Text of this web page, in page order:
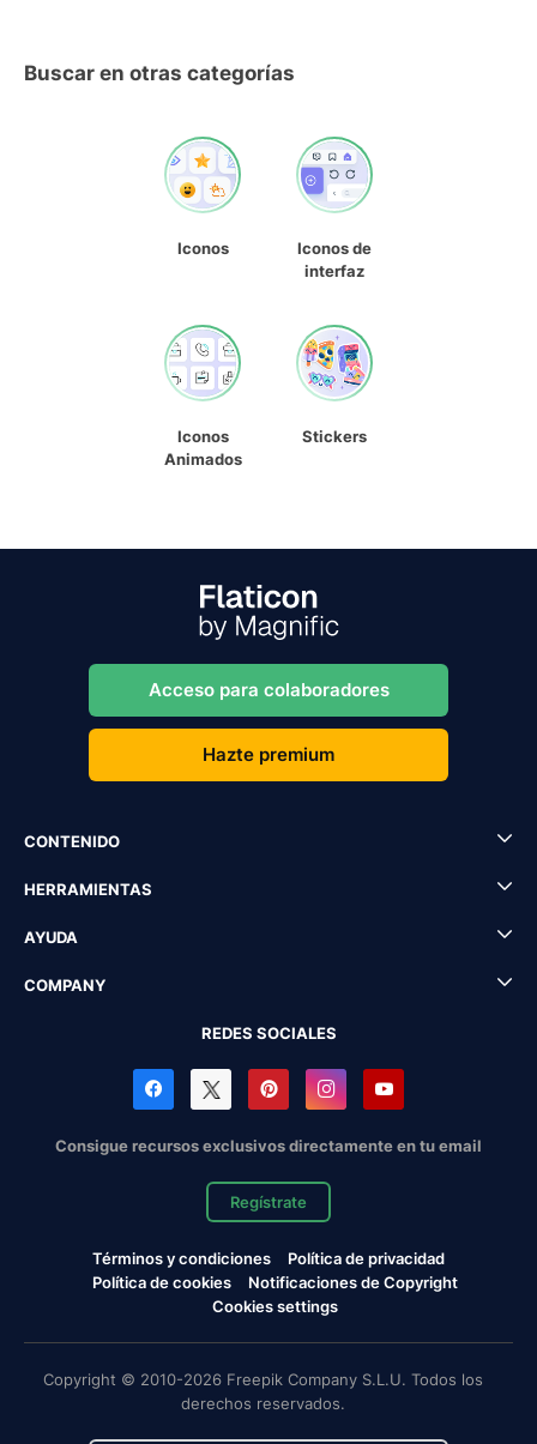
Buscar en otras categorías
Iconos
Iconos de
interfaz
Iconos
Animados
Stickers
Acceso para colaboradores
Hazte premium
CONTENIDO
HERRAMIENTAS
AYUDA
COMPANY
REDES SOCIALES
Consigue recursos exclusivos directamente en tu email
Regístrate
Términos y condiciones
Política de privacidad
Política de cookies
Notificaciones de Copyright
Cookies settings
Copyright © 2010-2026 Freepik Company S.L.U. Todos los
derechos reservados.